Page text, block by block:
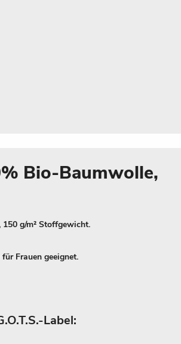
Bio-Baumwolle,
g/m² Stoffgewicht.
Frauen geeignet.
Label: